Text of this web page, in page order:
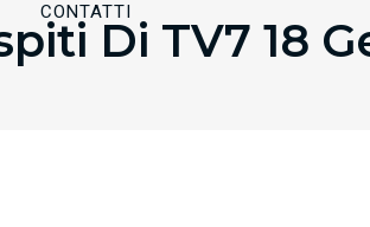
CONTATTI
Di TV7 18